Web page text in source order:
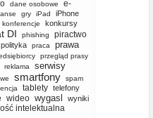
dane osobowe
e-
gry iPad iPhone
konferencje konkursy
DI phishing piractwo
polityka praca
prawa
przegląd prasy
reklama
serwisy
smartfony
spam
tablety telefony
wideo wygasl
wyniki
intelektualna